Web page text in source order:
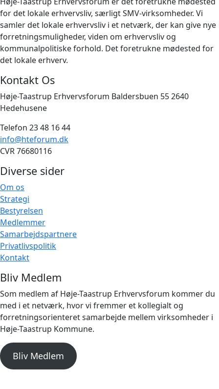
for det lokale erhvervsliv, særligt SMV-virksomheder. Vi
samler det lokale erhvervsliv i et netværk, der kan give nye
forretningsmuligheder, viden om erhvervsliv og
kommunalpolitiske forhold. Det foretrukne mødested for
det lokale erhverv.
Kontakt Os
Høje-Taastrup Erhvervsforum Baldersbuen 55 2640
Hedehusene
Telefon 23 48 16 44
info@hteforum.dk
CVR 76680116
Diverse sider
Om os
Strategi
Bestyrelsen
Medlemmer
Samarbejdspartnere
Privatlivspolitik
Kontakt
Bliv Medlem
Som medlem af Høje-Taastrup Erhvervsforum kommer du
med i et netværk, hvor vi fremmer et kollegialt og
forretningsorienteret samarbejde mellem virksomheder i
Høje-Taastrup Kommune.
Bliv Medlem